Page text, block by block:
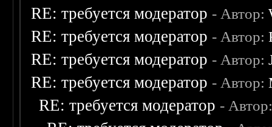
RE: требуется модератор - Автор:
RE: требуется модератор - Автор:
RE: требуется модератор - Автор:
RE: требуется модератор - Автор:
RE: требуется модератор -